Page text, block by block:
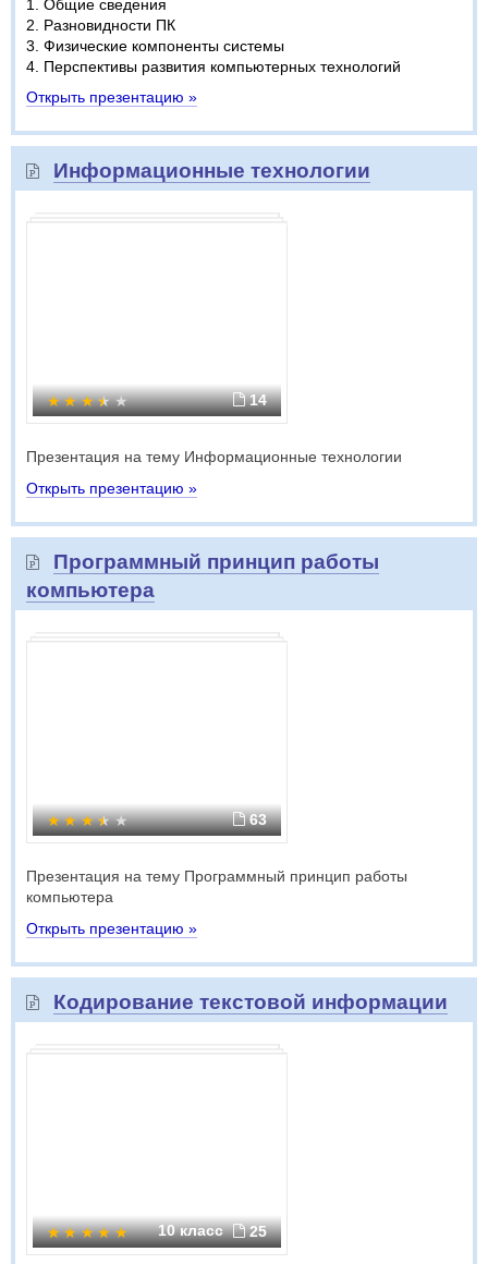
1. Общие сведения
2. Разновидности ПК
3. Физические компоненты системы
4. Перспективы развития компьютерных технологий
Открыть презентацию »
Информационные технологии
14
Презентация на тему Информационные технологии
Открыть презентацию »
Программный принцип работы
компьютера
63
Презентация на тему Программный принцип работы
компьютера
Открыть презентацию »
Кодирование текстовой информации
10 класс 25